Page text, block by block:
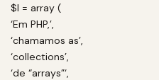
$l = array (
‘Em PHP,’,
‘chamamos as’,
‘collections’,
‘de “arrays”‘,